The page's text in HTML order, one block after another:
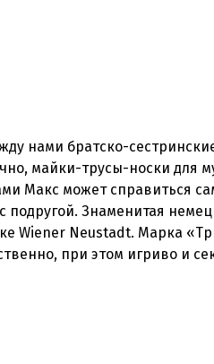
нами братско-
майки-трусы-носки для
Макс может справиться
подругой. Знаменитая
Wiener Neustadt. Марка
при этом игриво и